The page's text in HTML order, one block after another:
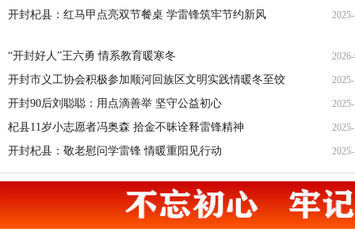
开封杞县：红马甲点亮双节餐桌 学雷锋筑牢节约新风
“开封好人”王六勇 情系教育暖寒冬
开封市义工协会积极参加顺河回族区文明实践情暖冬至饺
开封90后刘聪聪：用点滴善举 坚守公益初心
杞县11岁小志愿者冯奥森 拾金不昧诠释雷锋精神
开封杞县：敬老慰问学雷锋 情暖重阳见行动